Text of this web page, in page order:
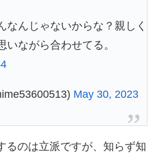
なんじゃないからな？親しく
ながら合わせてる。
May 30, 2023
るのは立派ですが、知らず知